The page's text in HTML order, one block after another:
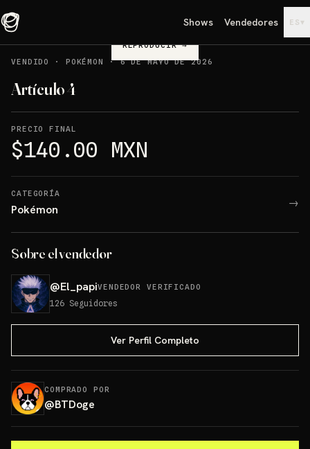
Shows Vendedores ES ▾
REPRODUCIR→
VENDIDO
· POKÉMON ·6 DE MAYO DE 2026
Artículo 4
PRECIO FINAL
$140.00 MXN
CATEGORÍA
Pokémon →
Sobre el vendedor
@El_papiVENDEDOR VERIFICADO
126 Seguidores
Ver Perfil Completo
COMPRADO POR
@BTDoge